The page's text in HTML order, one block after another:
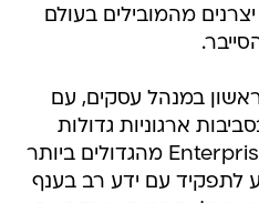
מהמובילים בעולם
במנהל עסקים, עם
בסביבות ארגוניות גדולות
וניהול מכירות ללקוחות Enterprise מהגדולים ביותר
לתפקיד עם ידע רב בענף